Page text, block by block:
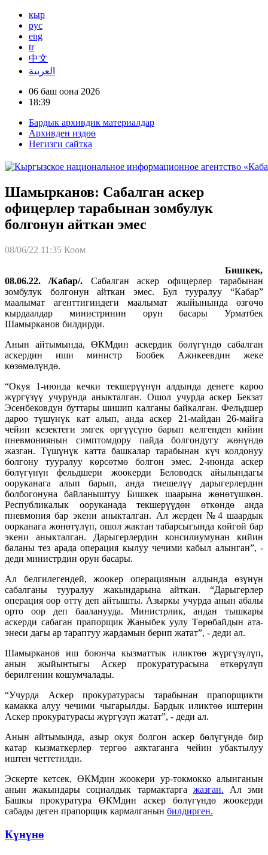
кыр
рус
eng
tr
中文
العربية
06 баш оона 2026
18:39
Бардык архивдик материалдар
Архивден издөө
Негизги сайтка
Шамырканов: Сабалган аскер
офицерлер тарабынан зомбулук
болгонун айткан эмес
08/06/22 11:35 Коом
Бишкек,
08.06.22. /Кабар/. Сабалган аскер офицерлер тарабынан
зомбулук болгонун айткан эмес. Бул тууралуу “Кабар”
маалымат агенттигиндеги маалымат жыйынында өзгөчө
кырдаалдар министринин орун басары Урматбек
Шамырканов билдирди.
Анын айтымында, ӨКМдин аскердик бөлүгүндө сабалган
аскердин иши министр Бообек Ажикеевдин жеке
көзөмөлүндө.
“Окуя 1-июнда кечки текшерүүнүн алдында денеге кароо
жүргүзүү учурунда аныкталган. Ошол учурда аскер Бекзат
Эсенбековдун буттары шишип калганы байкалган. Фельдшер
дароо түшүнүк кат алып, анда аскер 21-майдан 26-майга
чейин кезектеги эмгек өргүүсүнө барып келгенден кийин
пневмониянын симптомдору пайда болгондугу жөнүндө
жазган. Түшүнүк катта башкалар тарабынан күч колдонуу
болгону тууралуу көрсөтмө болгон эмес. 2-июнда аскер
бөлүгүнүн фельдшери жоокерди Беловодск айылындагы
ооруканага алып барып, анда тиешелүү дарыгерлердин
болбогонуна байланыштуу Бишкек шаарына жөнөтүшкөн.
Республикалык ооруканада текшерүүдөн өткөндө анда
пневмония бар экени аныкталган. Ал жерден №4 шаардык
оорканага жөнөтүлүп, ошол жактан табарсыгында көйгөй бар
экени аныкталган. Дарыгерлердин консилиумунан кийин
баланы тез арада операция кылуу чечими кабыл алынган”, -
деди министрдин орун басары.
Ал белгилегендей, жоокер операциянын алдында өзүнүн
сабалганы тууралуу жакындарына айткан. “Дарыгерлер
операция оор өттү деп айтышты. Азыркы учурда анын абалы
орто оор деп бааланууда. Министрлик, андан тышкары
аскерди сабаган прапорщик Жаныбек уулу Төрөбайдын ата-
энеси дагы ар тараптуу жардамын берип жатат”, - деди ал.
Шамырканов иш боюнча кызматтык иликтөө жүргүзүлүп,
анын жыйынтыгы Аскер прокуратурасына өткөрүлүп
берилгенин кошумчалады.
“Учурда Аскер прокуратурасы тарабынан прапорщикти
камакка алуу чечими чыгарылды. Бардык иликтөө иштерин
Аскер прокуратурасы жүргүзүп жатат”, - деди ал.
Анын айтымында, азыр окуя болгон аскер бөлүгүндө бир
катар кызматкерлер тергөө аяктаганга чейин убактылуу
иштен четтетилди.
Эскерте кетсек, ӨКМдин жоокери ур-токмокко алынганын
анын жакындары социалдык тармактарга жазган. Ал эми
Башкы прокуратура ӨКМдин аскер бөлүгүндө жоокерди
сабады деген прапорщик кармалганын билдирген.
Күнүнө